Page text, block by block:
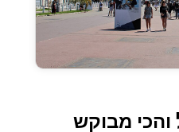
והכי מבוקש